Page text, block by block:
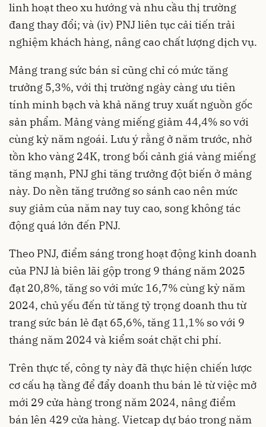
linh hoạt theo xu hướng và nhu cầu thị trường
đang thay đổi; và (iv) PNJ liên tục cải tiến trải
nghiệm khách hàng, nâng cao chất lượng dịch vụ.
Mảng trang sức bán sỉ cũng chỉ có mức tăng
trưởng 5,3%, với thị trường ngày càng ưu tiên
tính minh bạch và khả năng truy xuất nguồn gốc
sản phẩm. Mảng vàng miếng giảm 44,4% so với
cùng kỳ năm ngoái. Lưu ý rằng ở năm trước, nhờ
tồn kho vàng 24K, trong bối cảnh giá vàng miếng
tăng mạnh, PNJ ghi tăng trưởng đột biến ở mảng
này. Do nền tăng trưởng so sánh cao nên mức
suy giảm của năm nay tuy cao, song không tác
động quá lớn đến PNJ.
Theo PNJ, điểm sáng trong hoạt động kinh doanh
của PNJ là biên lãi gộp trong 9 tháng năm 2025
đạt 20,8%, tăng so với mức 16,7% cùng kỳ năm
2024, chủ yếu đến từ tăng tỷ trọng doanh thu từ
trang sức bán lẻ đạt 65,6%, tăng 11,1% so với 9
tháng năm 2024 và kiểm soát chặt chi phí.
Trên thực tế, công ty này đã thực hiện chiến lược
cơ cấu hạ tầng để đẩy doanh thu bán lẻ từ việc mở
mới 29 cửa hàng trong năm 2024, nâng điểm
bán lên 429 cửa hàng. Vietcap dự báo trong năm